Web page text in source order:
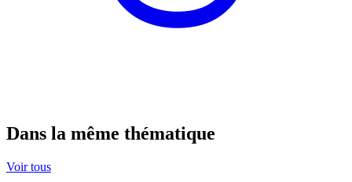
Dans la même thématique
Voir tous